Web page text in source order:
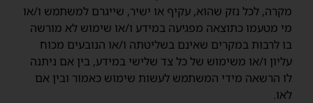
מקרה, לכל נזק שהוא, עקיף או ישיר, שייגרם למשתמש ו/או
מי מטעמו כתוצאה מפגיעה במידע ו/או שימוש לא מורשה
בו לרבות במקרים שאינם בשליטתה ו/או הנובעים מכוח
עליון ו/או משימוש של כל צד שלישי במידע, בין אם ניתנה
לו הרשאה מידי המשתמש לעשות שימוש כאמור ובין אם
לאו.